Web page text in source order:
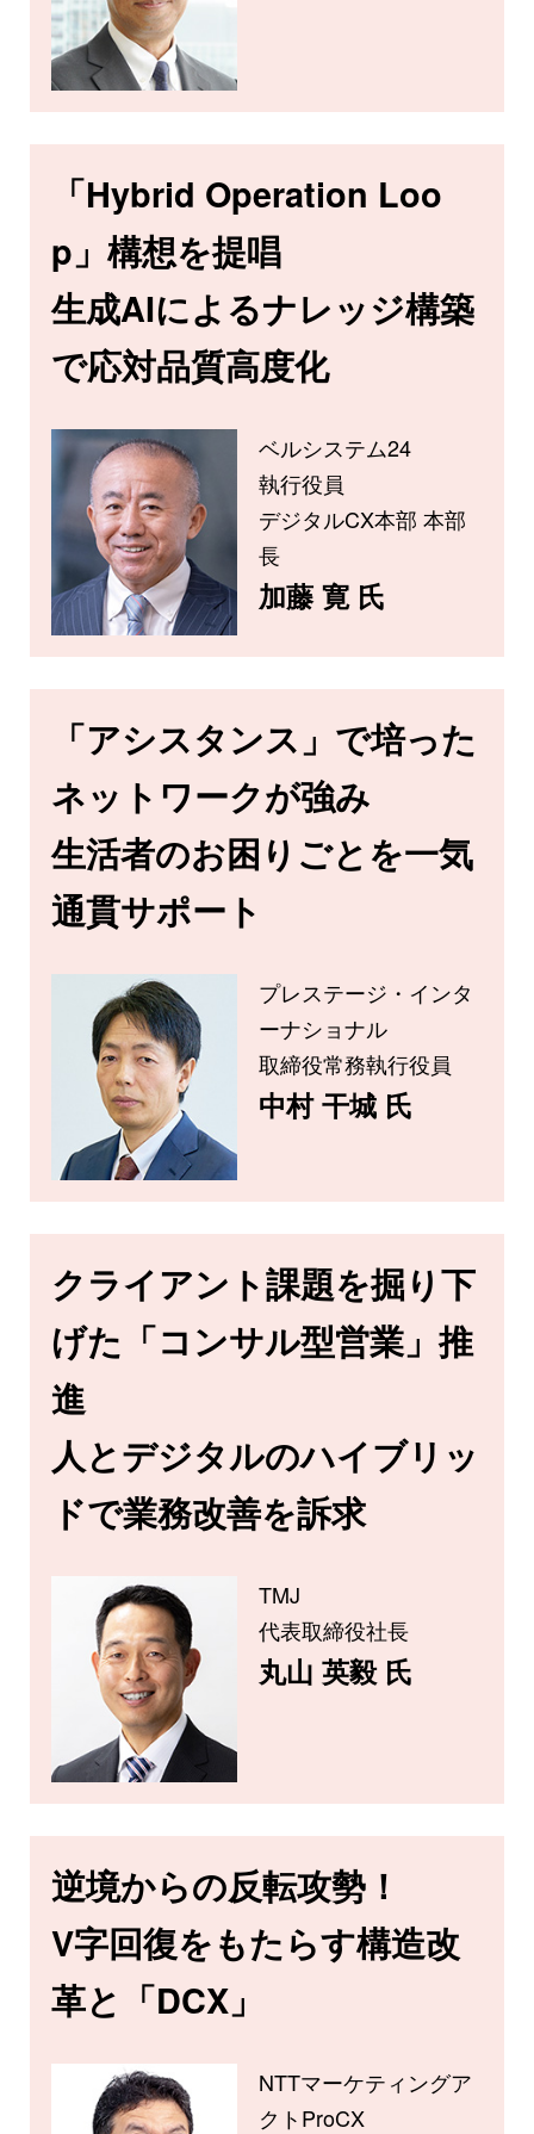
「Hybrid Operation Loo
p」構想を提唱
生成AIによるナレッジ構築
で応対品質高度化
ベルシステム24
執行役員
デジタルCX本部 本部
長
加藤 寛 氏
「アシスタンス」で培った
ネットワークが強み
生活者のお困りごとを一気
通貫サポート
プレステージ・インタ
ーナショナル
取締役常務執行役員
中村 干城 氏
クライアント課題を掘り下
げた「コンサル型営業」推
進
人とデジタルのハイブリッ
ドで業務改善を訴求
TMJ
代表取締役社長
丸山 英毅 氏
逆境からの反転攻勢！
V字回復をもたらす構造改
革と「DCX」
NTTマーケティングア
クトProCX